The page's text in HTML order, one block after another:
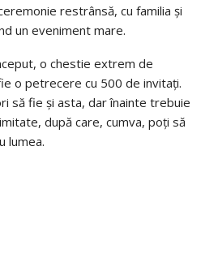
restrânsă, cu familia și
un eveniment mare.
o chestie extrem de
o petrecere cu 500 de invitați.
să fie și asta, dar înainte trebuie
după care, cumva, poți să
lumea.